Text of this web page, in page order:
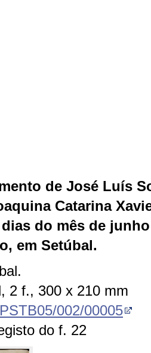
de José Luís
Catarina
do mês de
em Setúbal.
2 f., 300 x 210 mm
002/00005
do f. 22